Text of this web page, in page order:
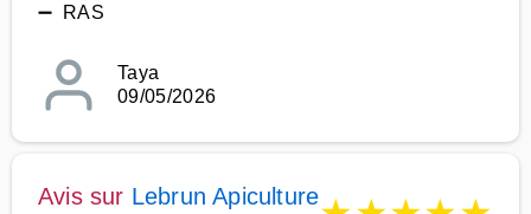
➖ RAS
Taya
09/05/2026
Avis sur Lebrun Apiculture